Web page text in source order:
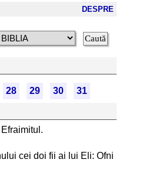
DESPRE
28 29 30
31
cei doi fii ai lui Eli: Ofni